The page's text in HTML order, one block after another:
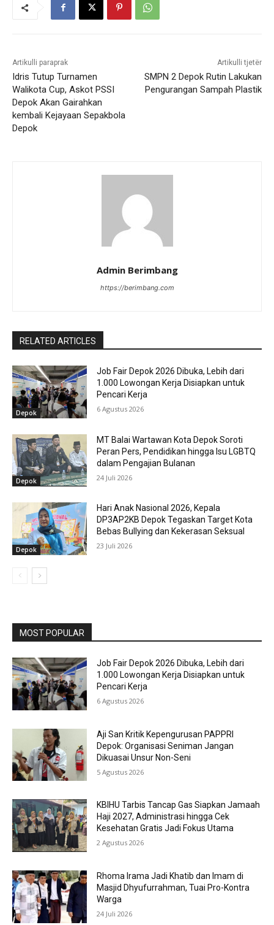
Artikulli paraprak
Idris Tutup Turnamen
Walikota Cup, Askot PSSI
Depok Akan Gairahkan
kembali Kejayaan Sepakbola
Depok
Artikulli tjetër
SMPN 2 Depok Rutin Lakukan
Pengurangan Sampah Plastik
Admin Berimbang
https://berimbang.com
RELATED ARTICLES
Depok
Job Fair Depok 2026 Dibuka, Lebih dari
1.000 Lowongan Kerja Disiapkan untuk
Pencari Kerja
6 Agustus 2026
Depok
MT Balai Wartawan Kota Depok Soroti
Peran Pers, Pendidikan hingga Isu LGBTQ
dalam Pengajian Bulanan
24 Juli 2026
Depok
Hari Anak Nasional 2026, Kepala
DP3AP2KB Depok Tegaskan Target Kota
Bebas Bullying dan Kekerasan Seksual
23 Juli 2026
MOST POPULAR
Job Fair Depok 2026 Dibuka, Lebih dari
1.000 Lowongan Kerja Disiapkan untuk
Pencari Kerja
6 Agustus 2026
Aji San Kritik Kepengurusan PAPPRI
Depok: Organisasi Seniman Jangan
Dikuasai Unsur Non-Seni
5 Agustus 2026
KBIHU Tarbis Tancap Gas Siapkan Jamaah
Haji 2027, Administrasi hingga Cek
Kesehatan Gratis Jadi Fokus Utama
2 Agustus 2026
Rhoma Irama Jadi Khatib dan Imam di
Masjid Dhyufurrahman, Tuai Pro-Kontra
Warga
24 Juli 2026